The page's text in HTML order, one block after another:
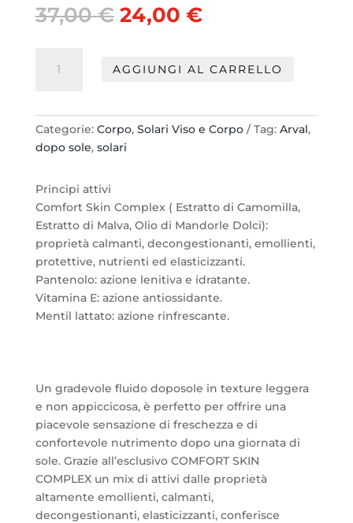
37,00€ Il
prezzo
era:
24,00 €Il
è:
After
Sublimatore
di
viso
e
corpo
quantità
AGGIUNGI AL CARRELLO
Categorie: Corpo, Solari Viso e Corpo Tag: Arval,
dopo sole, solari
Principi attivi
Comfort Skin Complex ( Estratto di Camomilla,
Estratto di Malva, Olio di Mandorle Dolci):
proprietà calmanti, decongestionanti, emollienti,
protettive, nutrienti ed elasticizzanti.
Pantenolo: azione lenitiva e idratante.
Vitamina E: azione antiossidante.
Mentil lattato: azione rinfrescante.
Un gradevole fluido doposole in texture leggera
e non appiccicosa, è perfetto per offrire una
piacevole sensazione di freschezza e di
confortevole nutrimento dopo una giornata di
sole. Grazie all’esclusivo COMFORT SKIN
COMPLEX un mix di attivi dalle proprietà
altamente emollienti, calmanti,
decongestionanti, elasticizzanti, conferisce